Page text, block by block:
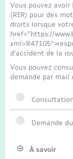
Voirie et
Vous pouvez
(RIR) pour des
droits lorsque
href="https://
d'accident de la
Vous pouvez
demande par mail
Demande
À savoir